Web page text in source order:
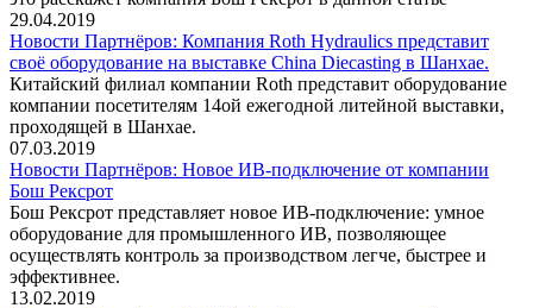
29.04.2019
Новости Партнёров: Компания Roth Hydraulics представит
своё оборудование на выставке China Diecasting в Шанхае.
Китайский филиал компании Roth представит оборудование
компании посетителям 14ой ежегодной литейной выставки,
проходящей в Шанхае.
07.03.2019
Новости Партнёров: Новое ИВ-подключение от компании
Бош Рексрот
Бош Рексрот представляет новое ИВ-подключение: умное
оборудование для промышленного ИВ, позволяющее
осуществлять контроль за производством легче, быстрее и
эффективнее.
13.02.2019